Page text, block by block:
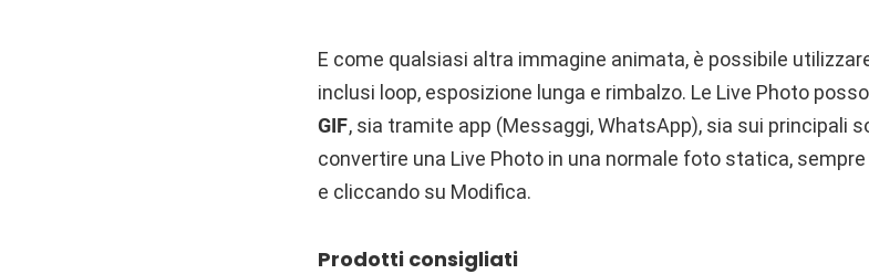
E come qualsiasi altra immagine animata, è possibile
inclusi loop, esposizione lunga e rimbalzo. Le Live Photo
GIF, sia tramite app (Messaggi, WhatsApp), sia sui principali
convertire una Live Photo in una normale foto statica, sempre
e cliccando su Modifica.
Prodotti consigliati